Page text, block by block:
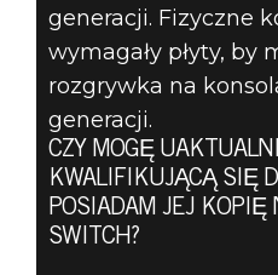
generacji. Fizyczne
wymagały płyty, by
rozgrywka na
generacji.
CZY MOGĘ
KWALIFIKUJĄCĄ SIĘ
POSIADAM JEJ KOPIĘ
SWITCH?